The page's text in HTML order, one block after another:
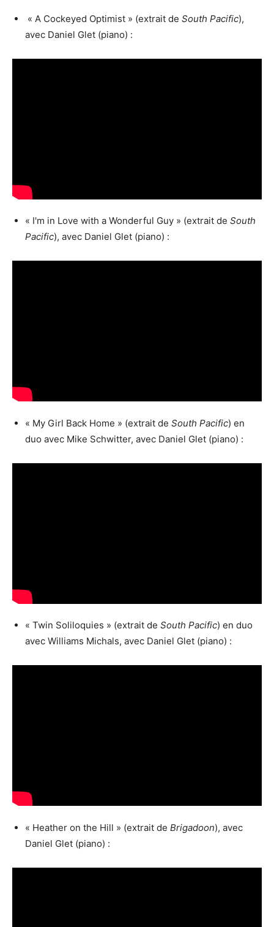
« A Cockeyed Optimist » (extrait de South Pacific),
avec Daniel Glet (piano) :
« I'm in Love with a Wonderful Guy » (extrait de South
Pacific), avec Daniel Glet (piano) :
« My Girl Back Home » (extrait de South Pacific) en
duo avec Mike Schwitter, avec Daniel Glet (piano) :
« Twin Soliloquies » (extrait de South Pacific) en duo
avec Williams Michals, avec Daniel Glet (piano) :
« Heather on the Hill » (extrait de Brigadoon), avec
Daniel Glet (piano) :